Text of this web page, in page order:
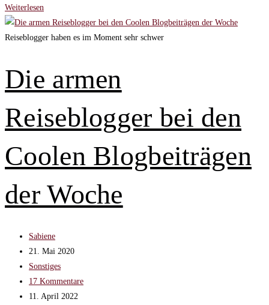
Weiterlesen
Reisen
nach
Coole
Woche
Reiseblogger haben es im Moment sehr schwer
Die armen
Reiseblogger bei den
Coolen Blogbeiträgen
der Woche
Beitrags-
Autor:
Sabiene
Beitrag
veröffentlicht:
21. Mai 2020
Beitrags-
Kategorie:
Sonstiges
Beitrags-
Kommentare:
17 Kommentare
Beitrag
11. April 2022